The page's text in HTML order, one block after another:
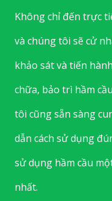
Không chỉ đến trực
và chúng tôi sẽ cử
khảo sát và tiến
chữa, bảo trì hầm
tôi cũng sẵn sàng
dẫn cách sử dụng
sử dụng hầm cầu
nhất.